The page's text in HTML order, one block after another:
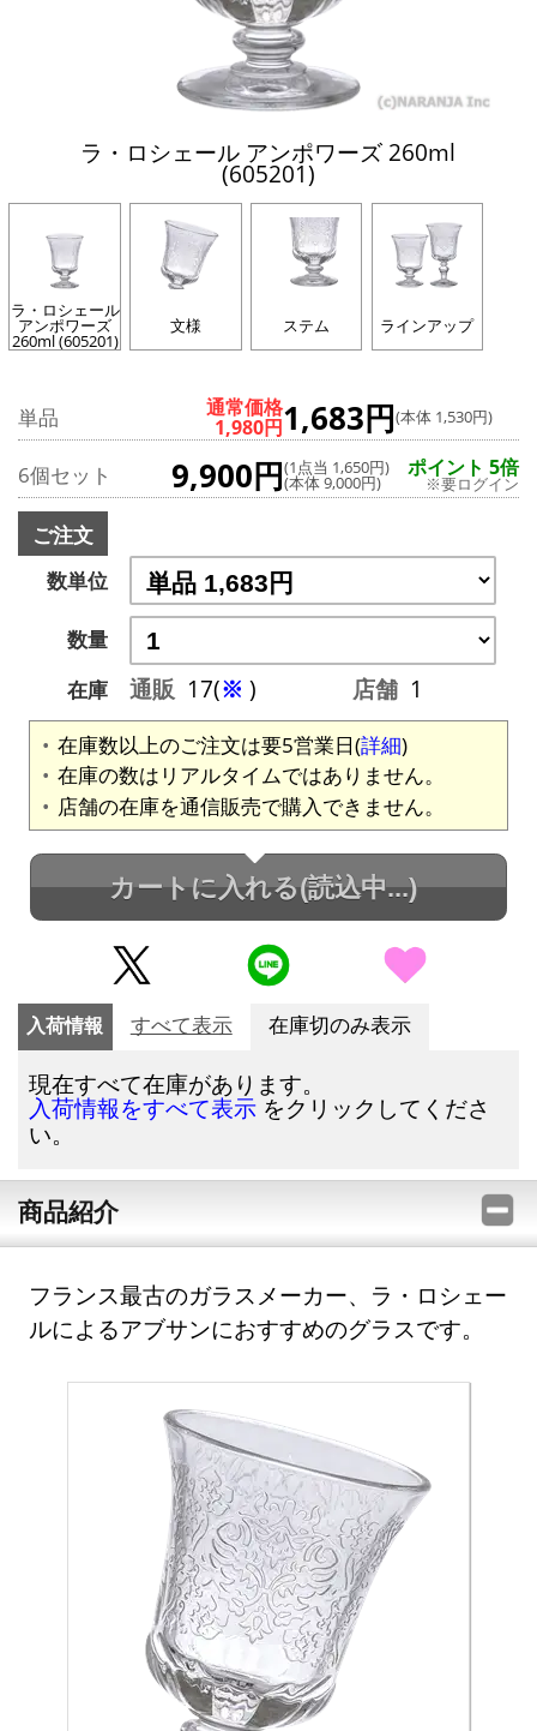
ラ・ロシェール アンポワーズ 260ml
(605201)
ラ・ロシェール
アンポワーズ
260ml (605201)
文様 ステム ラインアップ
単品 通常価格
1,980円1,683円(本体 1,530円)
6個セット 9,900円(1点当 1,650円)
(本体 9,000円)
ポイント 5倍
※要ログイン
ご注文
数単位
数量
在庫
通販 17(※ ) 店舗 1
在庫数以上のご注文は要5営業日(詳細)
在庫の数はリアルタイムではありません。
店舗の在庫を通信販売で購入できません。
カートに入れる(読込中...)
入荷情報 すべて表示 在庫切のみ表示
現在すべて在庫があります。
入荷情報をすべて表示 をクリックしてくださ
い。
商品紹介
フランス最古のガラスメーカー、ラ・ロシェー
ルによるアブサンにおすすめのグラスです。